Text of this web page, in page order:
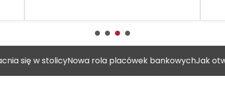
stolicyNowa rola placówek bankowychJak otworzyć